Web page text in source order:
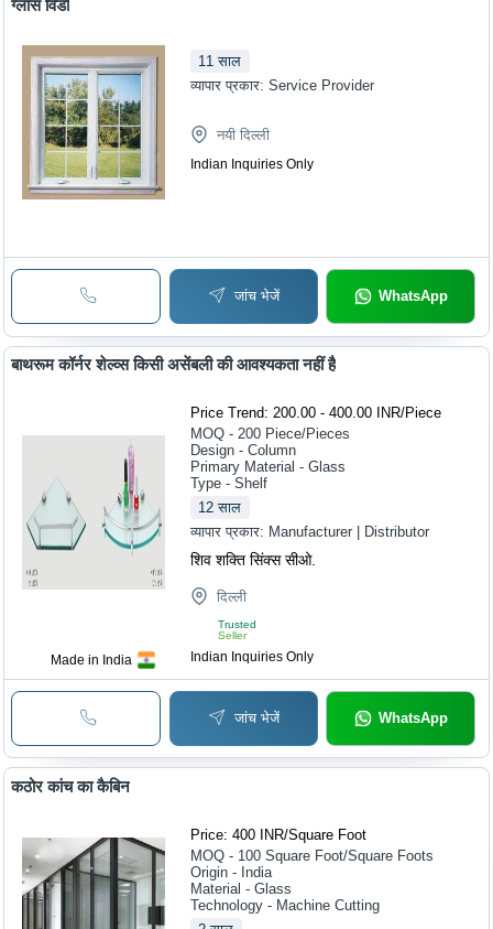
ग्लास विंडो
11 साल
व्यापार प्रकार:Service Provider
नयी दिल्ली
Indian Inquiries Only
जांच भेजें WhatsApp
Made in India
बाथरूम कॉर्नर शेल्व्स किसी असेंबली की आवश्यकता नहीं है
Price Trend: 200.00 - 400.00 INR/Piece
MOQ - 200 Piece/Pieces
Design - Column
Primary Material - Glass
Type - Shelf
12 साल
व्यापार प्रकार: Manufacturer | Distributor
शिव शक्ति सिंक्स सीओ.
दिल्ली
Trusted
Seller
Indian Inquiries Only
जांच भेजें WhatsApp
कठोर कांच का कैबिन
Price: 400 INR/Square Foot
MOQ - 100 Square Foot/Square Foots
Origin - India
Material - Glass
Technology - Machine Cutting